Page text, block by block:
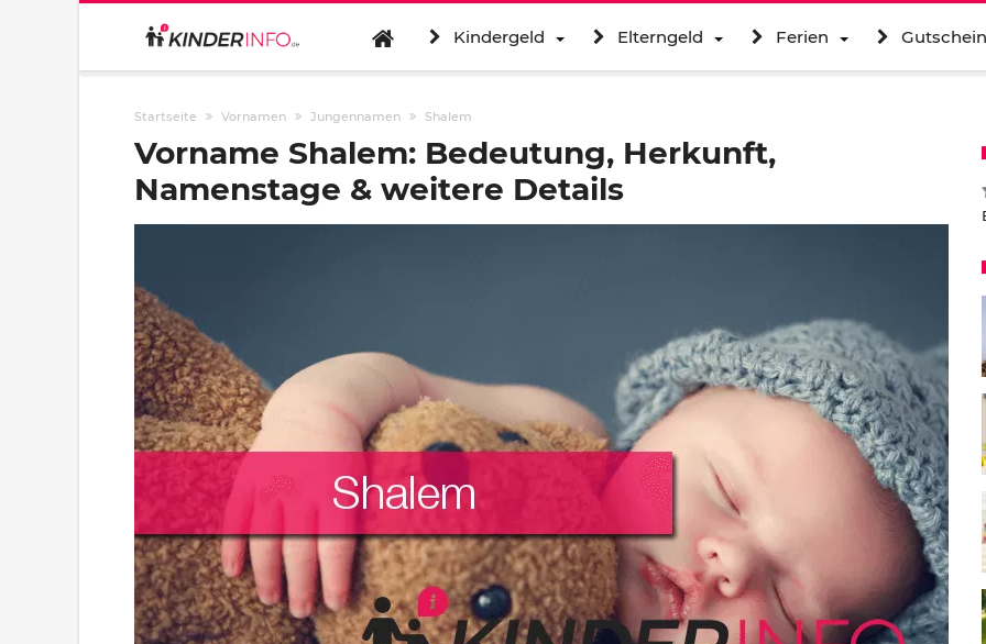
Kindergeld Elterngeld Ferien
Startseite Vornamen Jungennamen Shalem
Vorname Shalem: Bedeutung, Herkunft,
Namenstage & weitere Details